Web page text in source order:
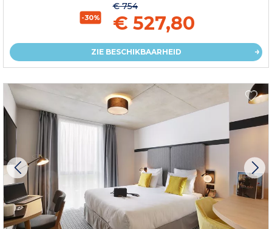
-30%
€ 754
€ 527,80
ZIE BESCHIKBAARHEID